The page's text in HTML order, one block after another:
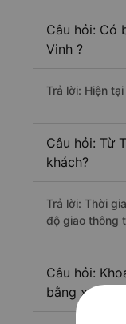
Câu hỏi: Có
Vinh ?
Trả lời: Hiện
Câu hỏi: Từ
khách?
Trả lời: Thời
độ giao thông
Câu hỏi:
bằng xe